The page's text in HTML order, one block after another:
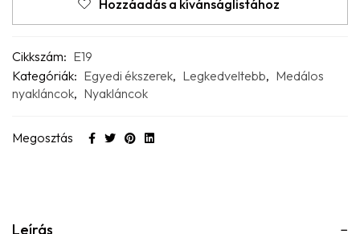
Hozzáadás a kívánságlistához
Cikkszám: E19
Kategóriák: Egyedi ékszerek, Legkedveltebb, Medálos
nyakláncok, Nyakláncok
Megosztás
Leírás